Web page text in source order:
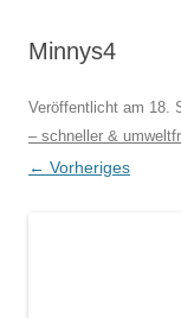
Minnys4
Veröffentlicht am 18.
– schneller &
← Vorheriges